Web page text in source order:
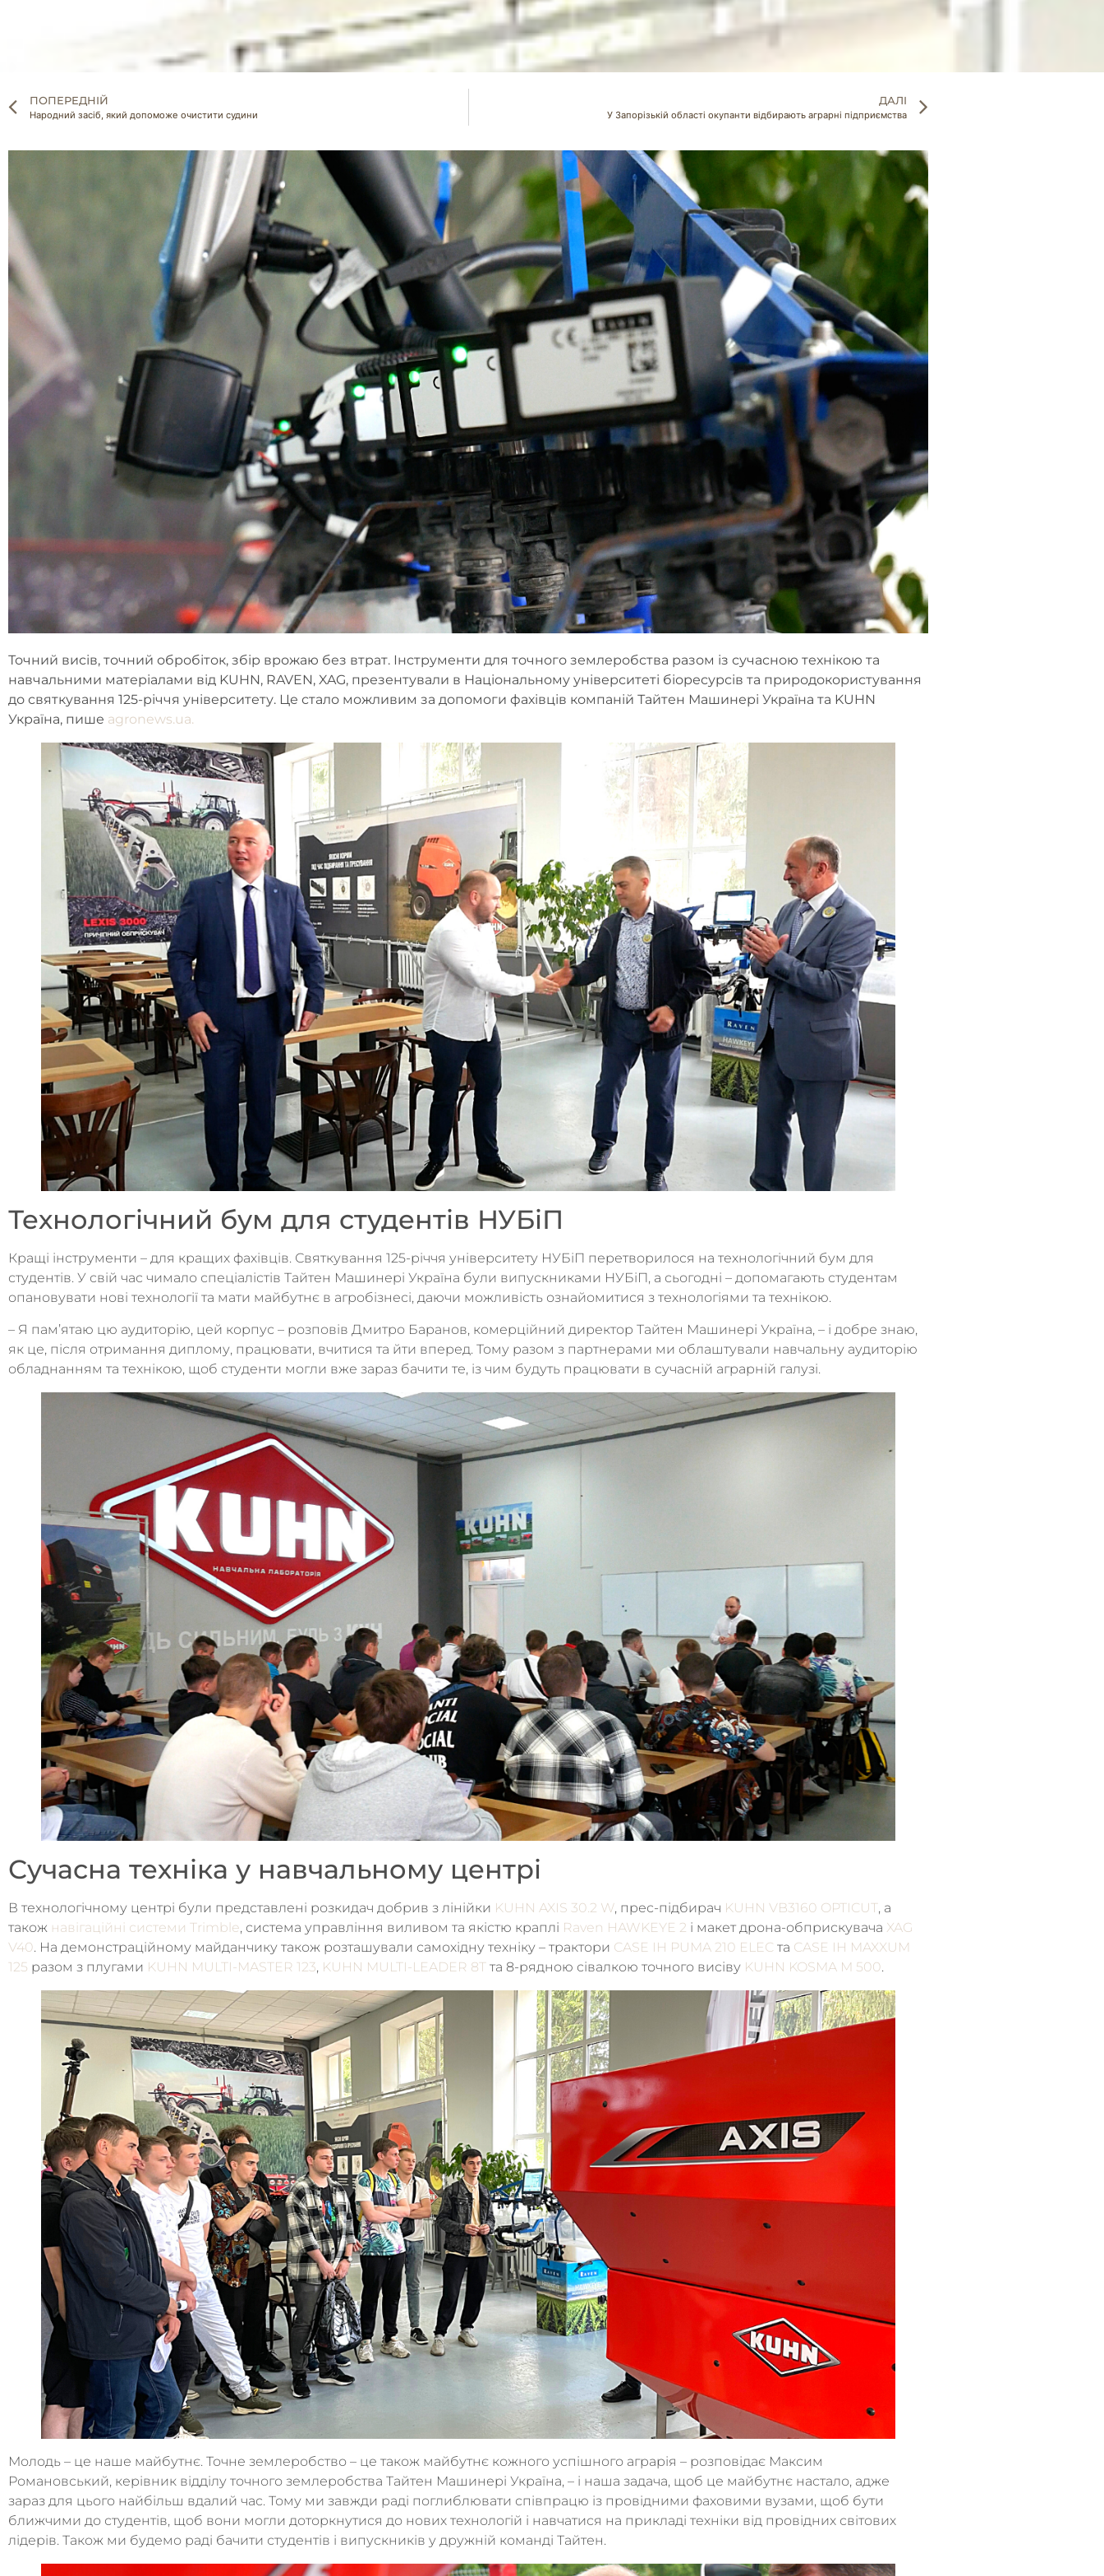
ПОПЕРЕДНІЙ
Народний засіб, який допоможе очистити судини
ДАЛІ
У Запорізькій області окупанти відбирають аграрні підприємства
Точний висів, точний обробіток, збір врожаю без втрат. Інструменти для точного землеробства разом із сучасною технікою та
навчальними матеріалами від KUHN, RAVEN, XAG, презентували в Національному університеті біоресурсів та природокористування
до святкування 125-річчя університету. Це стало можливим за допомоги фахівців компаній Тайтен Машинері Україна та KUHN
Україна, пише agronews.ua.
Технологічний бум для студентів НУБіП
Кращі інструменти – для кращих фахівців. Святкування 125-річчя університету НУБіП перетворилося на технологічний бум для
студентів. У свій час чимало спеціалістів Тайтен Машинері Україна були випускниками НУБіП, а сьогодні – допомагають студентам
опановувати нові технології та мати майбутнє в агробізнесі, даючи можливість ознайомитися з технологіями та технікою.
– Я пам’ятаю цю аудиторію, цей корпус – розповів Дмитро Баранов, комерційний директор Тайтен Машинері Україна, – і добре знаю,
як це, після отримання диплому, працювати, вчитися та йти вперед. Тому разом з партнерами ми облаштували навчальну аудиторію
обладнанням та технікою, щоб студенти могли вже зараз бачити те, із чим будуть працювати в сучасній аграрній галузі.
Сучасна техніка у навчальному центрі
В технологічному центрі були представлені розкидач добрив з лінійки KUHN AXIS 30.2 W, прес-підбирач KUHN VB3160 OPTICUT, а
також навігаційні системи Trimble, система управління виливом та якістю краплі Raven HAWKEYE 2 і макет дрона-обприскувача XAG
V40. На демонстраційному майданчику також розташували самохідну техніку – трактори CASE IH PUMA 210 ELEC та CASE IH MAXXUM
125 разом з плугами KUHN MULTI-MASTER 123, KUHN MULTI-LEADER 8T та 8-рядною сівалкою точного висіву KUHN KOSMA М 500.
Молодь – це наше майбутнє. Точне землеробство – це також майбутнє кожного успішного аграрія – розповідає Максим
Романовський, керівник відділу точного землеробства Тайтен Машинері Україна, – і наша задача, щоб це майбутнє настало, адже
зараз для цього найбільш вдалий час. Тому ми завжди раді поглиблювати співпрацю із провідними фаховими вузами, щоб бути
ближчими до студентів, щоб вони могли доторкнутися до нових технологій і навчатися на прикладі техніки від провідних світових
лідерів. Також ми будемо раді бачити студентів і випускників у дружній команді Тайтен.